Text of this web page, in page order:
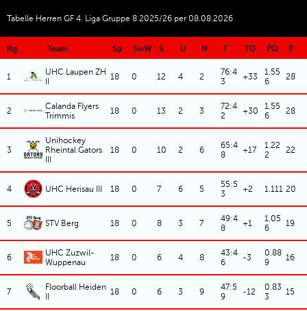
Tabelle Herren GF 4. Liga Gruppe 8 2025/26 per 08.08.2026
Rg. Team Sp SoW S U N T TD PQ P
1
UHC Laupen ZH 18 0 12 4 2
76:4
3
+33
1.55
6
28
2
Calanda Flyers
Trimmis
18 0 13 2 3
72:4
2
+30
1.55
6
28
3
Unihockey
Rheintal Gators
18 0 10 2 6
65:4
8
+17
1.22
2
22
4 UHC Herisau III 18 0 7 6 5
55:5
3
+2 1.111 20
5 STV Berg 18 0 8 3 7
49:4
8
+1
1.05
6
19
6
UHC Zuzwil-
Wuppenau
18 0 6 4 8
43:4
6
-3
0.88
9
16
7
Floorball Heiden 18 0 6 3 9
47:5
9
-12
0.83
3
15